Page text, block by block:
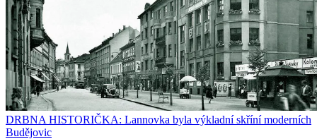
DRBNA HISTORIČKA: Lannovka byla výkladní skříní moderních
Budějovic